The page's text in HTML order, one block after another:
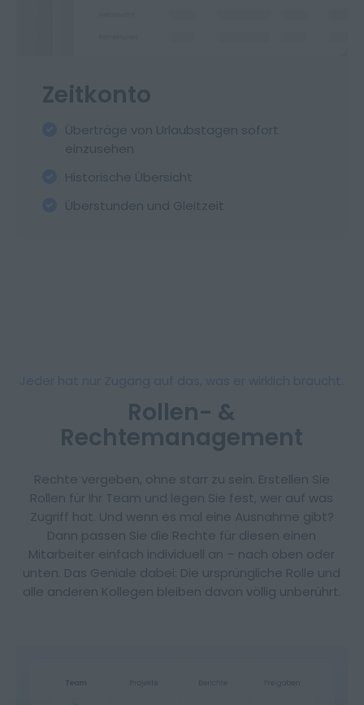
Zeitkonto
Überträge von Urlaubstagen sofort
einzusehen
Historische Übersicht
Überstunden und Gleitzeit
Rollen- &
Rechtemanagement
Rechte vergeben, ohne starr zu sein. Erstellen Sie
Rollen für Ihr Team und legen Sie fest, wer auf was
Zugriff hat. Und wenn es mal eine Ausnahme gibt?
Dann passen Sie die Rechte für diesen einen
Mitarbeiter einfach individuell an – nach oben oder
unten. Das Geniale dabei: Die ursprüngliche Rolle und
alle anderen Kollegen bleiben davon völlig unberührt.